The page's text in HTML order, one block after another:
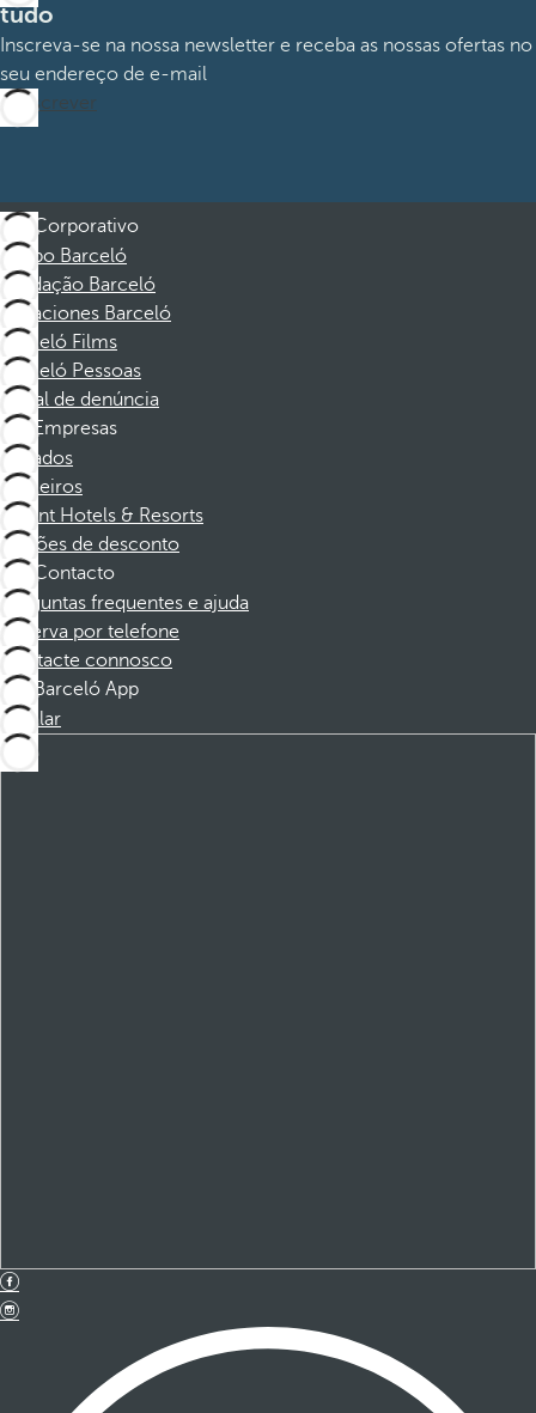
tudo
Inscreva-se na nossa newsletter e receba as nossas ofertas no
seu endereço de e-mail
Subscrever
Corporativo
Grupo Barceló
Fundação Barceló
Vacaciones Barceló
Barceló Films
Barceló Pessoas
Canal de denúncia
Empresas
Afiliados
Parceiros
Dorint Hotels & Resorts
Cupões de desconto
Contacto
Perguntas frequentes e ajuda
Reserva por telefone
Contacte connosco
Barceló App
Instalar